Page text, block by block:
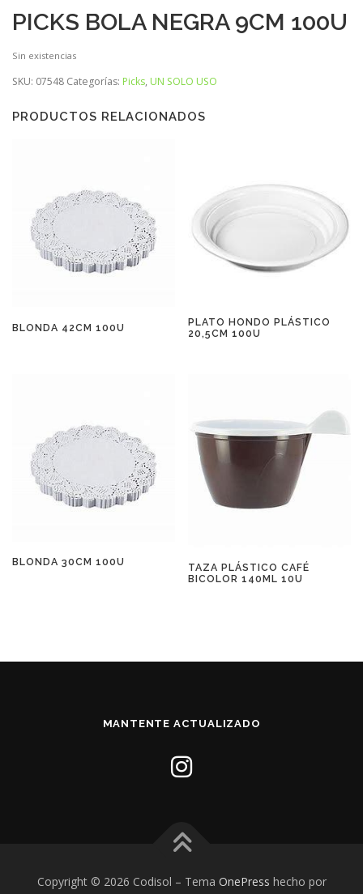
PICKS BOLA NEGRA 9CM 100U
Sin existencias
SKU: 07548 Categorías: Picks, UN SOLO USO
PRODUCTOS RELACIONADOS
BLONDA 42CM 100U
PLATO HONDO PLÁSTICO
20,5CM 100U
BLONDA 30CM 100U
TAZA PLÁSTICO CAFÉ
BICOLOR 140ML 10U
MANTENTE ACTUALIZADO
Copyright © 2026 Codisol – Tema OnePress hecho por